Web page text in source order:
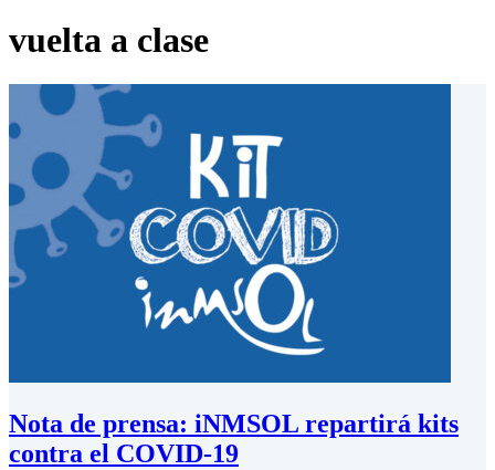
vuelta a clase
Nota de prensa: iNMSOL repartirá kits
contra el COVID-19